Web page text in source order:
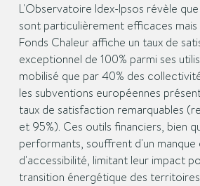
L'Observatoire Idex-Ipsos révèle
sont particulièrement efficaces mais
Fonds Chaleur affiche un taux de
exceptionnel de 100% parmi ses
mobilisé que par 40% des
les subventions européennes
taux de satisfaction remarquables
et 95%). Ces outils financiers, bien
performants, souffrent d'un manque
d'accessibilité, limitant leur impact
transition énergétique des